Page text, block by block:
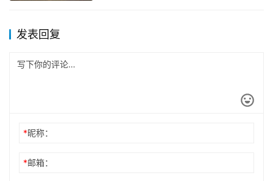
发表回复
*昵称：
*邮箱：